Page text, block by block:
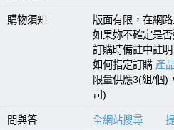
購物須知 版面有限，在網
如果妳不確定是
訂購時備註中註
如何指定訂購 產
限量供應3(組/個)
司)
問與答 全網站搜尋